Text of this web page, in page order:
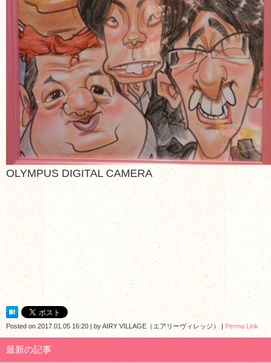
OLYMPUS DIGITAL CAMERA
Posted on 2017.01.05 16:20 | byAIRY VILLAGE（エアリーヴィレッジ） | Perma Link
最新の記事